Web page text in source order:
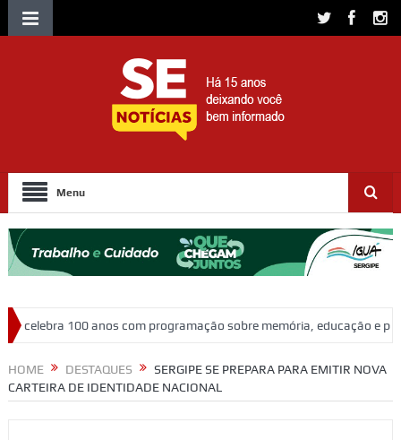
Menu
programação sobre memória, educação e patrimônio Adasfa e
HOME DESTAQUES
SERGIPE SE PREPARA PARA EMITIR NOVA
CARTEIRA DE IDENTIDADE NACIONAL